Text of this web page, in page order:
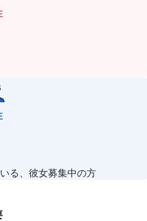
る、彼女募集中の方